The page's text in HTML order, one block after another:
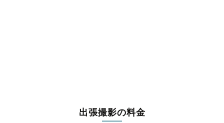
出張撮影の料金